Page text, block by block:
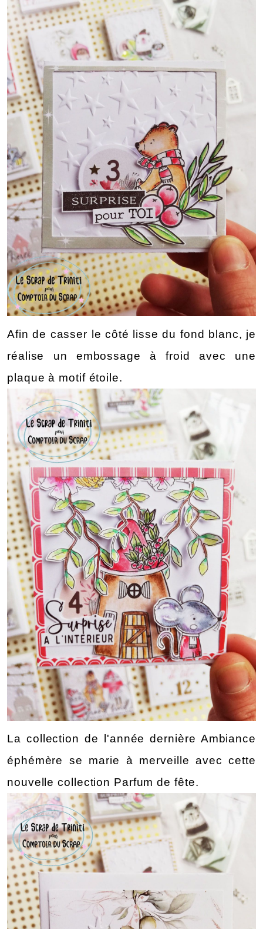
Afin de casser le côté lisse du fond blanc, je
réalise un embossage à froid avec une
plaque à motif étoile.
La collection de l'année dernière Ambiance
éphémère se marie à merveille avec cette
nouvelle collection Parfum de fête.